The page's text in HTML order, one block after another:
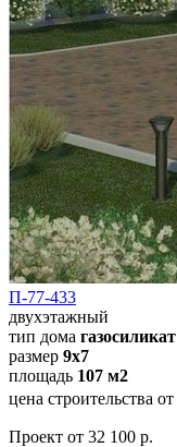
П-77-433
двухэтажный
тип дома газосиликат
размер 9х7
площадь 107 м2
цена строительства от
Проект от 32 100 р.